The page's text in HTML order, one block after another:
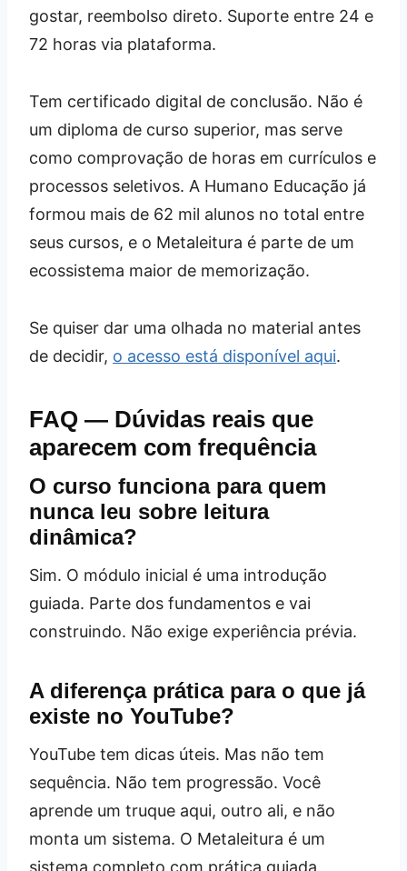
gostar, reembolso direto. Suporte entre 24 e
72 horas via plataforma.
Tem certificado digital de conclusão. Não é
um diploma de curso superior, mas serve
como comprovação de horas em currículos e
processos seletivos. A Humano Educação já
formou mais de 62 mil alunos no total entre
seus cursos, e o Metaleitura é parte de um
ecossistema maior de memorização.
Se quiser dar uma olhada no material antes
de decidir, o acesso está disponível aqui.
FAQ — Dúvidas reais que
aparecem com frequência
O curso funciona para quem
nunca leu sobre leitura
dinâmica?
Sim. O módulo inicial é uma introdução
guiada. Parte dos fundamentos e vai
construindo. Não exige experiência prévia.
A diferença prática para o que já
existe no YouTube?
YouTube tem dicas úteis. Mas não tem
sequência. Não tem progressão. Você
aprende um truque aqui, outro ali, e não
monta um sistema. O Metaleitura é um
sistema completo com prática guiada.